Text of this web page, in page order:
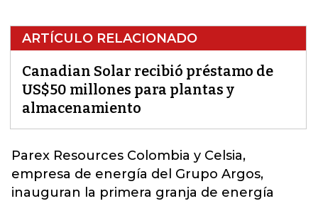
ARTÍCULO RELACIONADO
Canadian Solar recibió préstamo de
US$50 millones para plantas y
almacenamiento
Parex Resources Colombia y Celsia,
empresa de energía del Grupo Argos,
inauguran la primera granja de energía